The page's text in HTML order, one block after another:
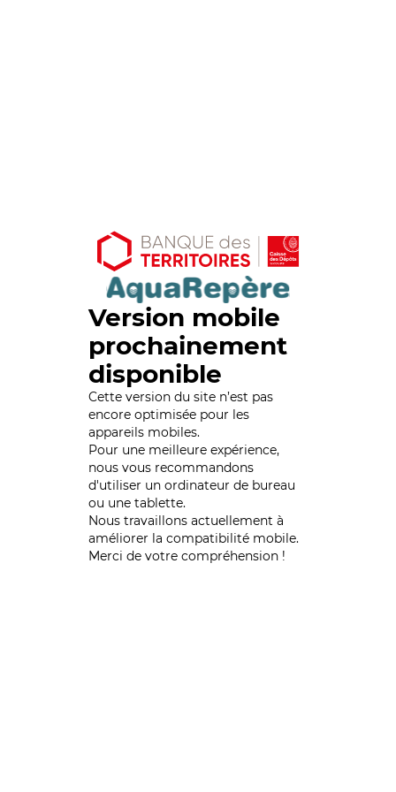
Version mobile
prochainement
disponible
Cette version du site n’est pas
encore optimisée pour les
appareils mobiles.
Pour une meilleure expérience,
nous vous recommandons
d'utiliser un ordinateur de bureau
ou une tablette.
Nous travaillons actuellement à
améliorer la compatibilité mobile.
Merci de votre compréhension !